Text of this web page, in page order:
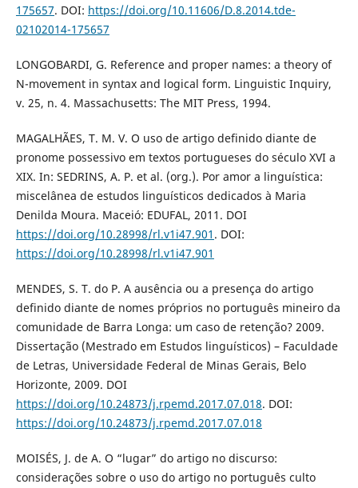
175657. DOI: https://doi.org/10.11606/D.8.2014.tde-
02102014-175657
LONGOBARDI, G. Reference and proper names: a theory of
N-movement in syntax and logical form. Linguistic Inquiry,
v. 25, n. 4. Massachusetts: The MIT Press, 1994.
MAGALHÃES, T. M. V. O uso de artigo definido diante de
pronome possessivo em textos portugueses do século XVI a
XIX. In: SEDRINS, A. P. et al. (org.). Por amor a linguística:
miscelânea de estudos linguísticos dedicados à Maria
Denilda Moura. Maceió: EDUFAL, 2011. DOI
https://doi.org/10.28998/rl.v1i47.901 . DOI:
https://doi.org/10.28998/rl.v1i47.901
MENDES, S. T. do P. A ausência ou a presença do artigo
definido diante de nomes próprios no português mineiro da
comunidade de Barra Longa: um caso de retenção? 2009.
Dissertação (Mestrado em Estudos linguísticos) – Faculdade
de Letras, Universidade Federal de Minas Gerais, Belo
Horizonte, 2009. DOI
https://doi.org/10.24873/j.rpemd.2017.07.018. DOI:
https://doi.org/10.24873/j.rpemd.2017.07.018
MOISÉS, J. de A. O “lugar” do artigo no discurso:
considerações sobre o uso do artigo no português culto